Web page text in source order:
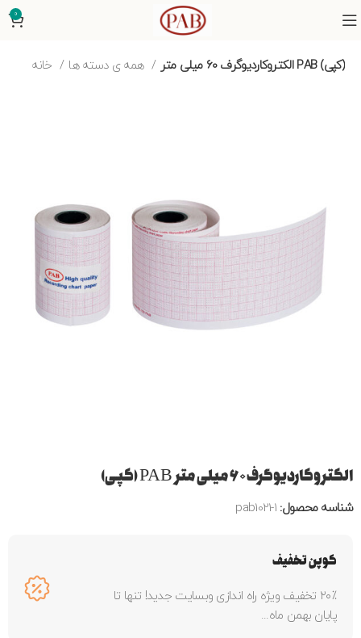
0
همه ی دسته ها الکتروکاردیوگرف ۶۰ میلی متر PAB (کپی)
الکتروکاردیوگرف ۶۰ میلی متر PAB (کپی)
شناسه محصول: pab1021-1
کوپن تخفیف
۲۰٪ تخفیف ویژه راه اندازی وبسایت جدید! تنها تا
پایان بهمن ماه...